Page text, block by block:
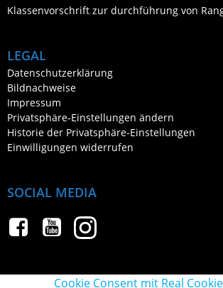
Klassenvorschrift zur durchführung von
LEGAL
Datenschutzerklärung
Bildnachweise
Impressum
Privatsphäre-Einstellungen ändern
Historie der Privatsphäre-Einstellungen
Einwilligungen widerrufen
SOCIAL MEDIA
Cookie Consent mit Real